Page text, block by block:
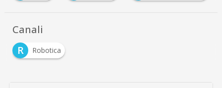
Canali
R
Robotica